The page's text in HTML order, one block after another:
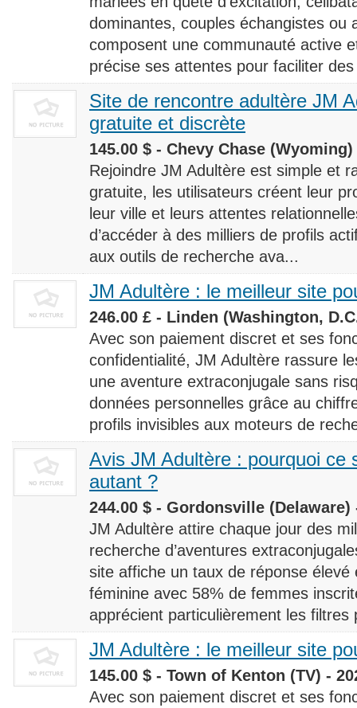
dominantes, couples échangistes ou
composent une communauté active
précise ses attentes pour faciliter
Site de rencontre adultère JM
gratuite et discrète
145.00 $ - Chevy Chase (Wyoming)
Rejoindre JM Adultère est simple et
gratuite, les utilisateurs créent leur
leur ville et leurs attentes
d’accéder à des milliers de profils
aux outils de recherche ava...
JM Adultère : le meilleur site
246.00 £ - Linden (Washington,
Avec son paiement discret et ses
confidentialité, JM Adultère rassure
une aventure extraconjugale sans
données personnelles grâce au
profils invisibles aux moteurs de
Avis JM Adultère : pourquoi ce
autant ?
244.00 $ - Gordonsville (Delaware)
JM Adultère attire chaque jour des
recherche d’aventures
site affiche un taux de réponse
féminine avec 58% de femmes
apprécient particulièrement les filtres
JM Adultère : le meilleur site
145.00 $ - Town of Kenton (TV) -
Avec son paiement discret et ses